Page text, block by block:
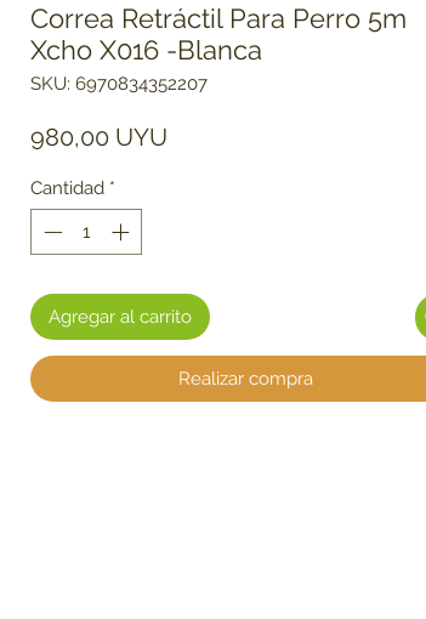
Correa Retráctil Para Perro 5m
Xcho X016 -Blanca
SKU: 6970834352207
980,00 UYU
Cantidad *
Agregar al carrito
Realizar compra